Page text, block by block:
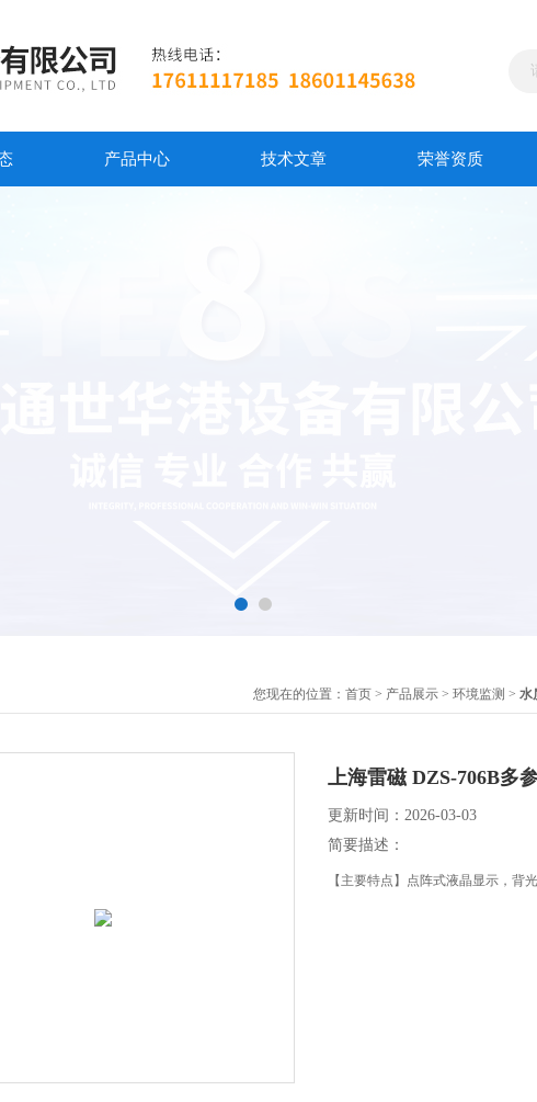
产品中心 技术文章 荣誉资质
您现在的位置： 首页 > 产品展示 > 环境监测 > 水
上海雷磁 DZS-706B多
更新时间：2026-03-03
简要描述：
【主要特点】点阵式液晶显示，背